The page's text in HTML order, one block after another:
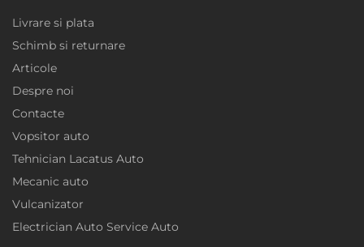
Livrare si plata
Schimb si returnare
Articole
Despre noi
Contacte
Vopsitor auto
Tehnician Lacatus Auto
Mecanic auto
Vulcanizator
Electrician Auto Service Auto